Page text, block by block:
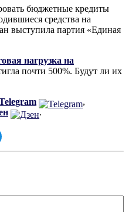
бюджетные кредиты
средства на
выступила партия «Единая
нагрузка на
почти 500%. Будут ли их
,
.